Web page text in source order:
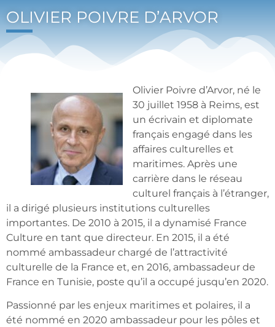
OLIVIER POIVRE D’ARVOR
Olivier Poivre d’Arvor, né le
30 juillet 1958 à Reims, est
un écrivain et diplomate
français engagé dans les
affaires culturelles et
maritimes. Après une
carrière dans le réseau
culturel français à l’étranger,
il a dirigé plusieurs institutions culturelles
importantes. De 2010 à 2015, il a dynamisé France
Culture en tant que directeur. En 2015, il a été
nommé ambassadeur chargé de l’attractivité
culturelle de la France et, en 2016, ambassadeur de
France en Tunisie, poste qu’il a occupé jusqu’en 2020.
Passionné par les enjeux maritimes et polaires, il a
été nommé en 2020 ambassadeur pour les pôles et